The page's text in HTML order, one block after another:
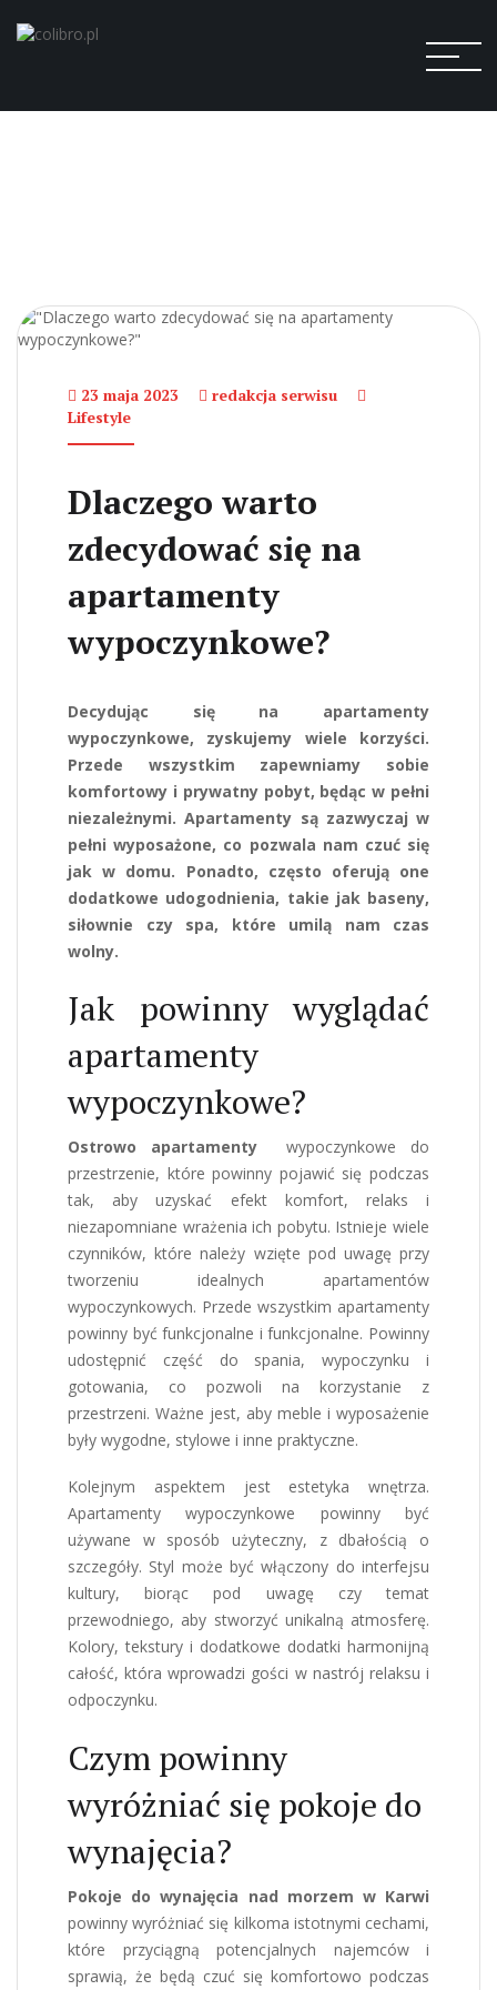
23 maja 2023
redakcja serwisu
Lifestyle
Dlaczego warto
zdecydować się na
apartamenty
wypoczynkowe?
Decydując się na apartamenty
wypoczynkowe, zyskujemy wiele korzyści.
Przede wszystkim zapewniamy sobie
komfortowy i prywatny pobyt, będąc w pełni
niezależnymi. Apartamenty są zazwyczaj w
pełni wyposażone, co pozwala nam czuć się
jak w domu. Ponadto, często oferują one
dodatkowe udogodnienia, takie jak baseny,
siłownie czy spa, które umilą nam czas
wolny.
Jak powinny wyglądać
apartamenty
wypoczynkowe?
Ostrowo apartamenty wypoczynkowe do
przestrzenie, które powinny pojawić się podczas
tak, aby uzyskać efekt komfort, relaks i
niezapomniane wrażenia ich pobytu. Istnieje wiele
czynników, które należy wzięte pod uwagę przy
tworzeniu idealnych apartamentów
wypoczynkowych. Przede wszystkim apartamenty
powinny być funkcjonalne i funkcjonalne. Powinny
udostępnić część do spania, wypoczynku i
gotowania, co pozwoli na korzystanie z
przestrzeni. Ważne jest, aby meble i wyposażenie
były wygodne, stylowe i inne praktyczne.
Kolejnym aspektem jest estetyka wnętrza.
Apartamenty wypoczynkowe powinny być
używane w sposób użyteczny, z dbałością o
szczegóły. Styl może być włączony do interfejsu
kultury, biorąc pod uwagę czy temat
przewodniego, aby stworzyć unikalną atmosferę.
Kolory, tekstury i dodatkowe dodatki harmonijną
całość, która wprowadzi gości w nastrój relaksu i
odpoczynku.
Czym powinny
wyróżniać się pokoje do
wynajęcia?
Pokoje do wynajęcia nad morzem w Karwi
powinny wyróżniać się kilkoma istotnymi cechami,
które przyciągną potencjalnych najemców i
sprawią, że będą czuć się komfortowo podczas